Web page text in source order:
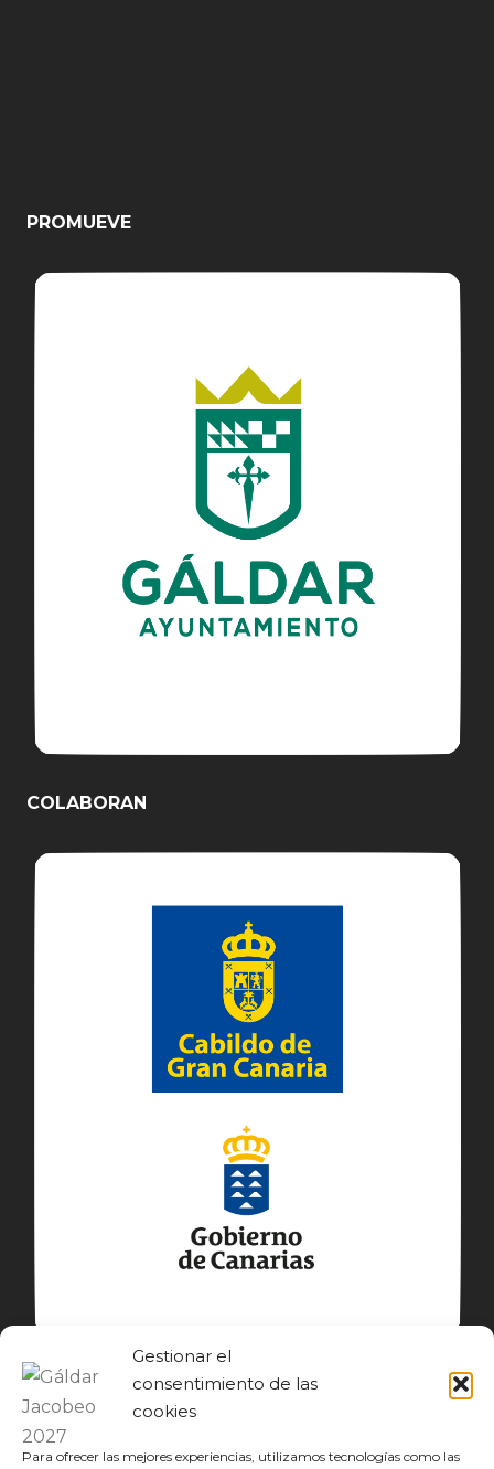
Gestionar el
consentimiento de las
cookies
Para ofrecer las mejores experiencias, utilizamos tecnologías como las
PROMUEVE
COLABORAN